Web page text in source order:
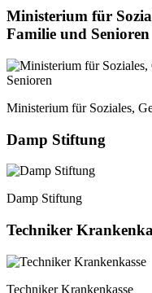
Ministerium für
Familie und Senioren
Ministerium für Soziales,
Damp Stiftung
Damp Stiftung
Techniker
Techniker Krankenkasse